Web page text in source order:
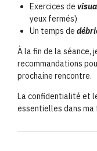
Exercices de
yeux fermés)
Un temps de
À la fin de la séance,
recommandations
prochaine rencontre.
La confidentialité et
essentielles dans